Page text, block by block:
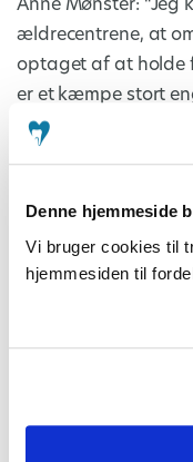
Denne hjemmeside
Vi bruger cookies til
hjemmesiden til
Anne Mønster: “Jeg
ældrecentrene, at
optaget af at holde
er et kæmpe stort
simulationsrummet,